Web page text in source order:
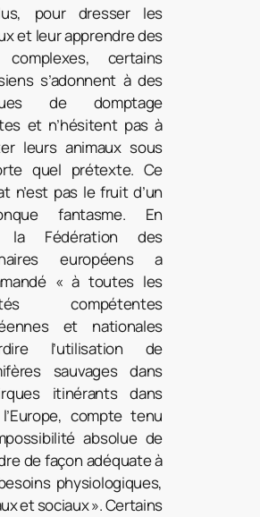
pour dresser les
et leur apprendre des
certains
s’adonnent à des
de domptage
et n’hésitent pas à
leurs animaux sous
quel prétexte. Ce
n’est pas le fruit d’un
fantasme. En
la Fédération des
européens a
« à toutes les
compétentes
et nationales
l’utilisation de
sauvages dans
itinérants dans
compte tenu
absolue de
de façon adéquate à
physiologiques,
et sociaux ». Certains